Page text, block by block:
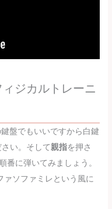
ジカルトレーニ
盤でもいいですから白鍵
い。そして親指を押さ
番に弾いてみましょう。
ァソファミレという風に